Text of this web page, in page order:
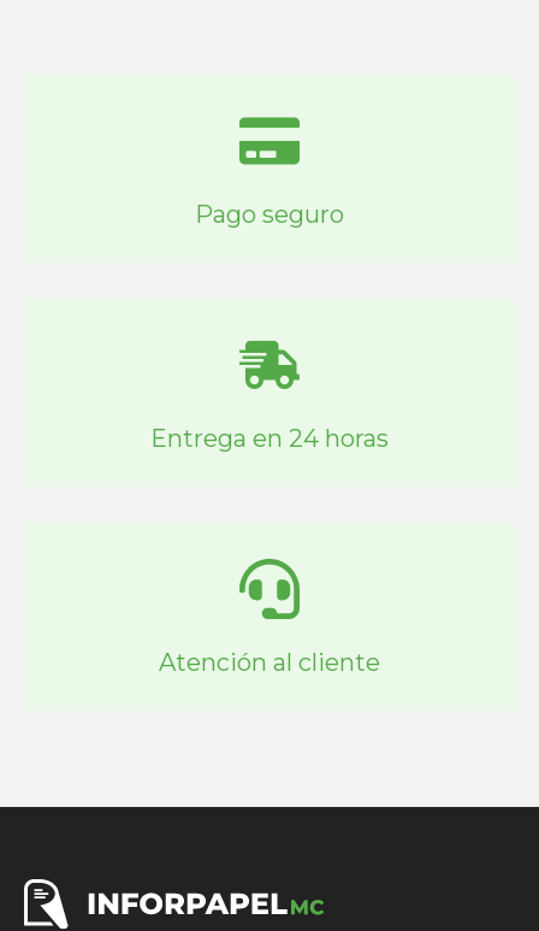
Pago seguro
Entrega en 24 horas
Atención al cliente